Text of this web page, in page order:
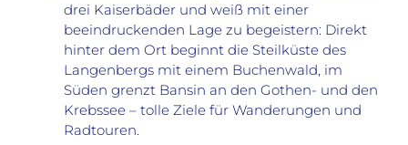
drei Kaiserbäder und weiß mit einer
beeindruckenden Lage zu begeistern: Direkt
hinter dem Ort beginnt die Steilküste des
Langenbergs mit einem Buchenwald, im
Süden grenzt Bansin an den Gothen- und den
Krebssee – tolle Ziele für Wanderungen und
Radtouren.